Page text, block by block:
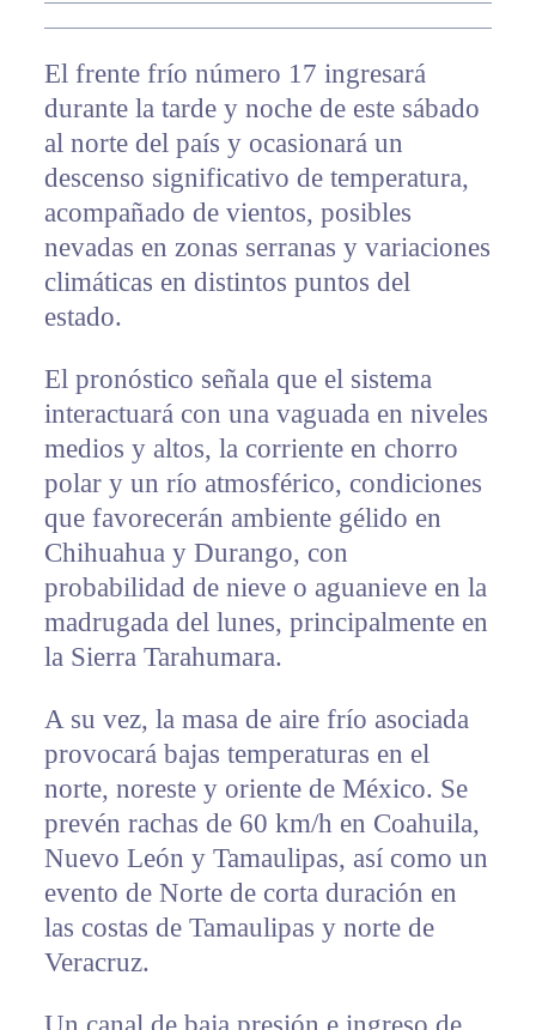
El frente frío número 17 ingresará
durante la tarde y noche de este sábado
al norte del país y ocasionará un
descenso significativo de temperatura,
acompañado de vientos, posibles
nevadas en zonas serranas y variaciones
climáticas en distintos puntos del
estado.
El pronóstico señala que el sistema
interactuará con una vaguada en niveles
medios y altos, la corriente en chorro
polar y un río atmosférico, condiciones
que favorecerán ambiente gélido en
Chihuahua y Durango, con
probabilidad de nieve o aguanieve en la
madrugada del lunes, principalmente en
la Sierra Tarahumara.
A su vez, la masa de aire frío asociada
provocará bajas temperaturas en el
norte, noreste y oriente de México. Se
prevén rachas de 60 km/h en Coahuila,
Nuevo León y Tamaulipas, así como un
evento de Norte de corta duración en
las costas de Tamaulipas y norte de
Veracruz.